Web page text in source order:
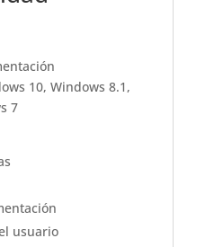
10, Windows 8.1,
7
usuario